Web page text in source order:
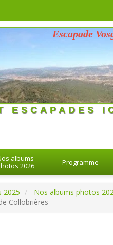
Escapade
ESCAPADES
albums
2026
Programme
2025 Nos albums photos
Collobrières